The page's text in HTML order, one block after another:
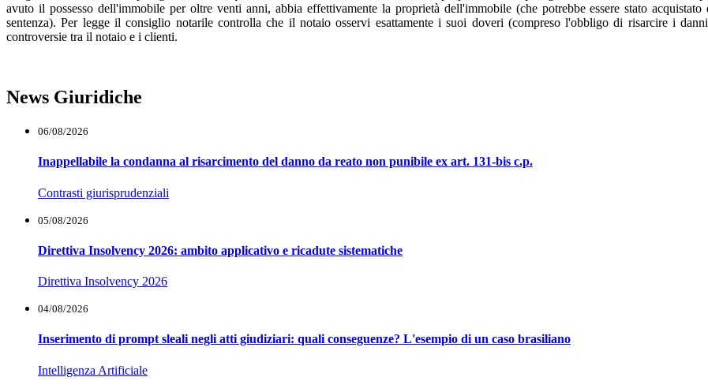
avuto il possesso dell'immobile per oltre venti anni, abbia effettivamente la proprietà dell'immobile (che potrebbe essere stato
sentenza). Per legge il consiglio notarile controlla che il notaio osservi esattamente i suoi doveri (compreso l'obbligo di risarcire i
controversie tra il notaio e i clienti.
News Giuridiche
06/08/2026
Inappellabile la condanna al risarcimento del danno da reato non punibile ex art. 131-bis c.p.
Contrasti giurisprudenziali
05/08/2026
Direttiva Insolvency 2026: ambito applicativo e ricadute sistematiche
Direttiva Insolvency 2026
04/08/2026
Inserimento di prompt sleali negli atti giudiziari: quali conseguenze? L'esempio di un caso brasiliano
Intelligenza Artificiale